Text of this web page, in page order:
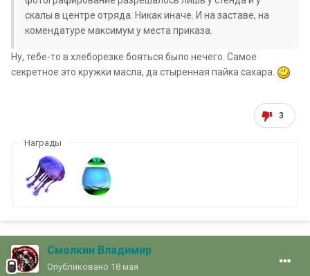
скалы в центре отряда. Никак иначе. И на заставе, на
комендатуре максимум у места приказа.
Ну, тебе-то в хлеборезке бояться было нечего. Самое
секретное это кружки масла, да стыренная пайка сахара.
3
Награды
Смолкин Владимир
Опубликовано 18 мая